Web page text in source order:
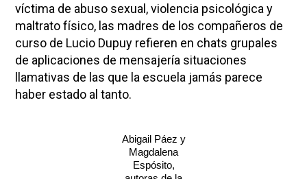
víctima de abuso sexual, violencia psicológica y
maltrato físico, las madres de los compañeros de
curso de Lucio Dupuy refieren en chats grupales
de aplicaciones de mensajería situaciones
llamativas de las que la escuela jamás parece
haber estado al tanto.
Abigail Páez y
Magdalena
Espósito,